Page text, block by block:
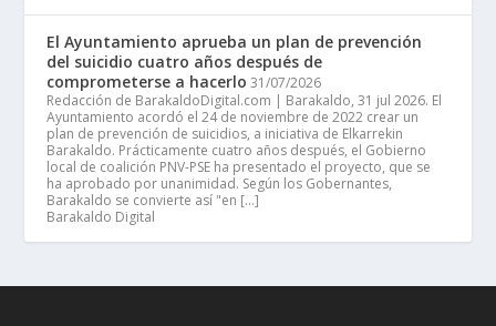
El Ayuntamiento aprueba un plan de prevención
del suicidio cuatro años después de
comprometerse a hacerlo 31/07/2026
Redacción de BarakaldoDigital.com | Barakaldo, 31 jul 2026. El
Ayuntamiento acordó el 24 de noviembre de 2022 crear un
plan de prevención de suicidios, a iniciativa de Elkarrekin
Barakaldo. Prácticamente cuatro años después, el Gobierno
local de coalición PNV-PSE ha presentado el proyecto, que se
ha aprobado por unanimidad. Según los Gobernantes,
Barakaldo se convierte así "en […]
Barakaldo Digital